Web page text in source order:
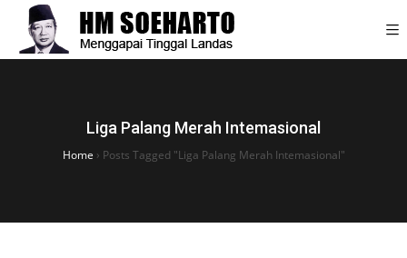
Liga Palang Merah Intemasional
Home › Posts Tagged "Liga Palang Merah Intemasional"